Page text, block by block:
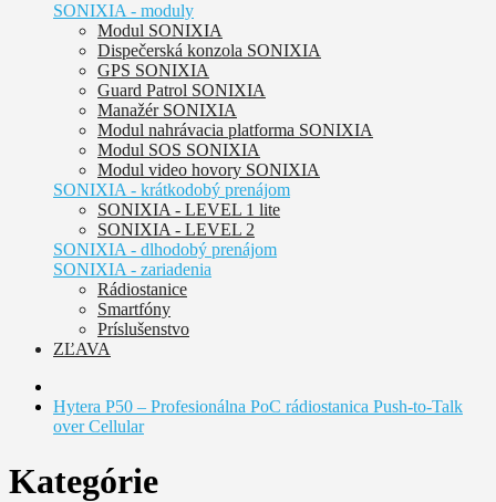
SONIXIA - moduly
Modul SONIXIA
Dispečerská konzola SONIXIA
GPS SONIXIA
Guard Patrol SONIXIA
Manažér SONIXIA
Modul nahrávacia platforma SONIXIA
Modul SOS SONIXIA
Modul video hovory SONIXIA
SONIXIA - krátkodobý prenájom
SONIXIA - LEVEL 1 lite
SONIXIA - LEVEL 2
SONIXIA - dlhodobý prenájom
SONIXIA - zariadenia
Rádiostanice
Smartfóny
Príslušenstvo
ZĽAVA
Hytera P50 – Profesionálna PoC rádiostanica Push-to-Talk
over Cellular
Kategórie